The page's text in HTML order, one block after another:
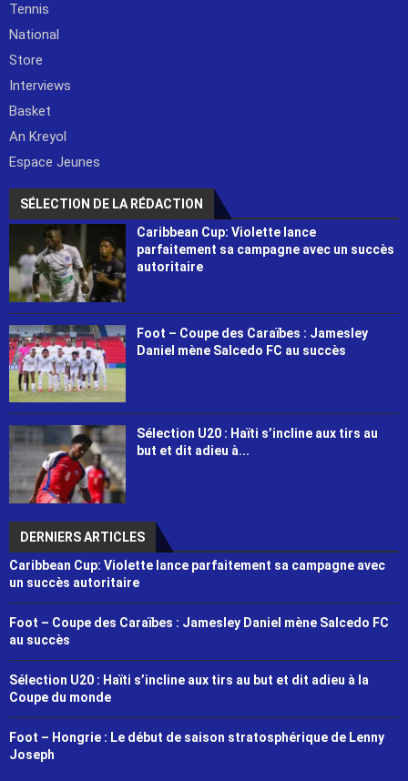
Tennis
National
Store
Interviews
Basket
An Kreyol
Espace Jeunes
SÉLECTION DE LA RÉDACTION
Caribbean Cup: Violette lance
parfaitement sa campagne avec un succès
autoritaire
Foot – Coupe des Caraïbes : Jamesley
Daniel mène Salcedo FC au succès
Sélection U20 : Haïti s’incline aux tirs au
but et dit adieu à...
DERNIERS ARTICLES
Caribbean Cup: Violette lance parfaitement sa campagne avec
un succès autoritaire
Foot – Coupe des Caraïbes : Jamesley Daniel mène Salcedo FC
au succès
Sélection U20 : Haïti s’incline aux tirs au but et dit adieu à la
Coupe du monde
Foot – Hongrie : Le début de saison stratosphérique de Lenny
Joseph